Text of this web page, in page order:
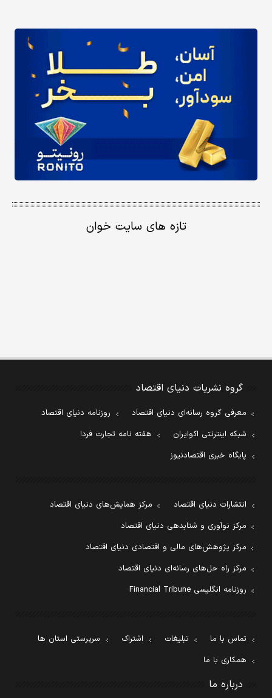
تازه های سایت خوان
گروه نشریات دنیای اقتصاد
معرفی گروه رسانه‌ای دنیای اقتصاد
روزنامه دنیای اقتصاد
شبکه اینترنتی اکوایران
هفته نامه تجارت فردا
پایگاه خبری اقتصادنیوز
انتشارات دنیای اقتصاد
مرکز همایش‌های دنیای اقتصاد
مرکز نوآوری و شتابدهی دنیای اقتصاد
مرکز پژوهش‌های مالی و اقتصادی دنیای اقتصاد
مرکز راه حل‌های رسانه‌ای دنیای اقتصاد
روزنامه انگلیسی Financial Tribune
تماس با ما تبلیغات اشتراک
سرپرستی استان ها
همکاری با ما
درباره ما